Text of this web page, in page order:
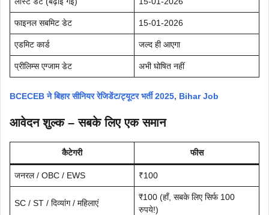
फाइनल सबमिट डेट 15-01-2026
एडमिट कार्ड जल्द ही आएगा
प्रीलिम्स एग्जाम डेट अभी घोषित नहीं
BCECEB ने बिहार सीनियर रेजिडेंट/ट्यूटर भर्ती 2025, Bihar Job
आवेदन शुल्क – सबके लिए एक समान
कैटेगरी फीस
जनरल / OBC / EWS ₹100
SC / ST / दिव्यांग / महिलाएं
₹100 (हाँ, सबके लिए सिर्फ 100
रुपये!)